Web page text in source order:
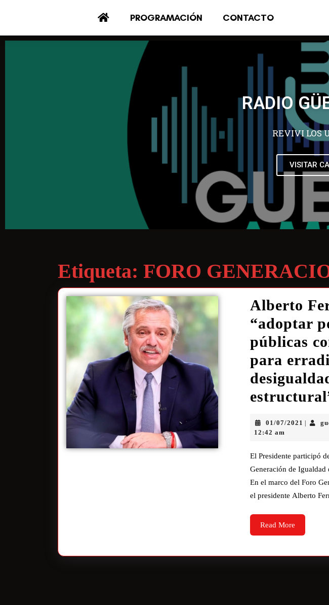
PROGRAMACIÓN CONTACTO
RADIO
REVIVI LOS
VISITAR
Etiqueta: FORO
Alberto
“adoptar
públicas
para
01/07/2021
12:42 am
El Presidente participó
Generación de Igualdad
En el marco del Foro
el presidente Alberto
Read More